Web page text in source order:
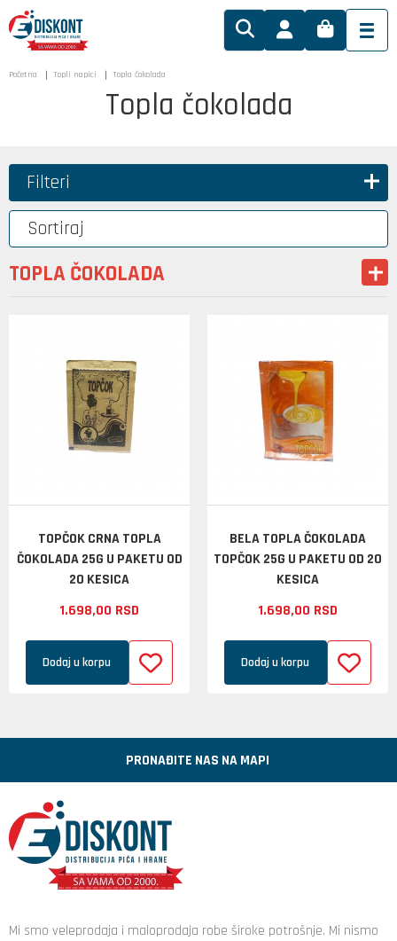
Početna Topli napici Topla čokolada
Topla čokolada
Filteri
Sortiraj
TOPLA ČOKOLADA
TOPČOK CRNA TOPLA
ČOKOLADA 25G U PAKETU OD
20 KESICA
1.698,00 RSD
Dodaj u korpu
BELA TOPLA ČOKOLADA
TOPČOK 25G U PAKETU OD 20
KESICA
1.698,00 RSD
Dodaj u korpu
PRONAĐITE NAS NA MAPI
Mi smo veleprodaja i maloprodaja robe široke potrošnje. Mi nismo